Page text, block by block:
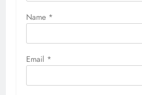
Name *
Email *